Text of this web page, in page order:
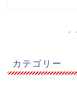
カテゴリー